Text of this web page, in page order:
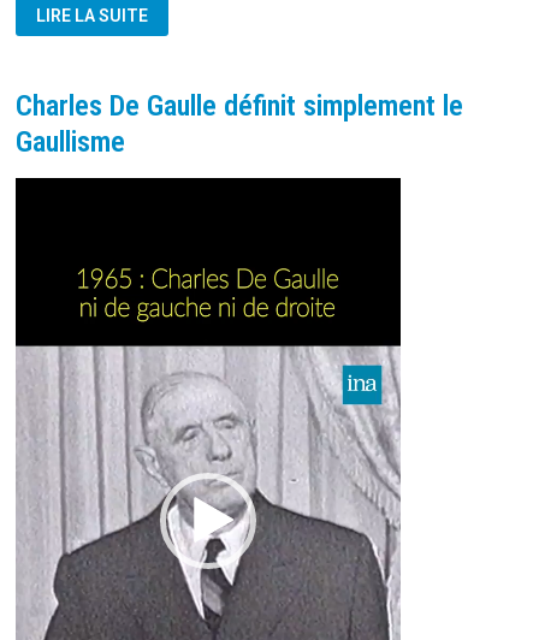
DE
GAULLE,
DE
HAUTECLOQUE
(LECLERC)
LIRE LA SUITE
Charles De Gaulle définit simplement le
Gaullisme